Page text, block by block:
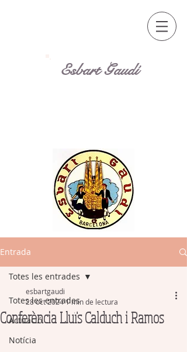
Esbart Gaudí
Entrada
Totes les entrades
Actuació
Notícia
Totes les entrades
Conferència Lluïs Calduch i Ramos
esbartgaudi
28 oct 2024 1 min de lectura